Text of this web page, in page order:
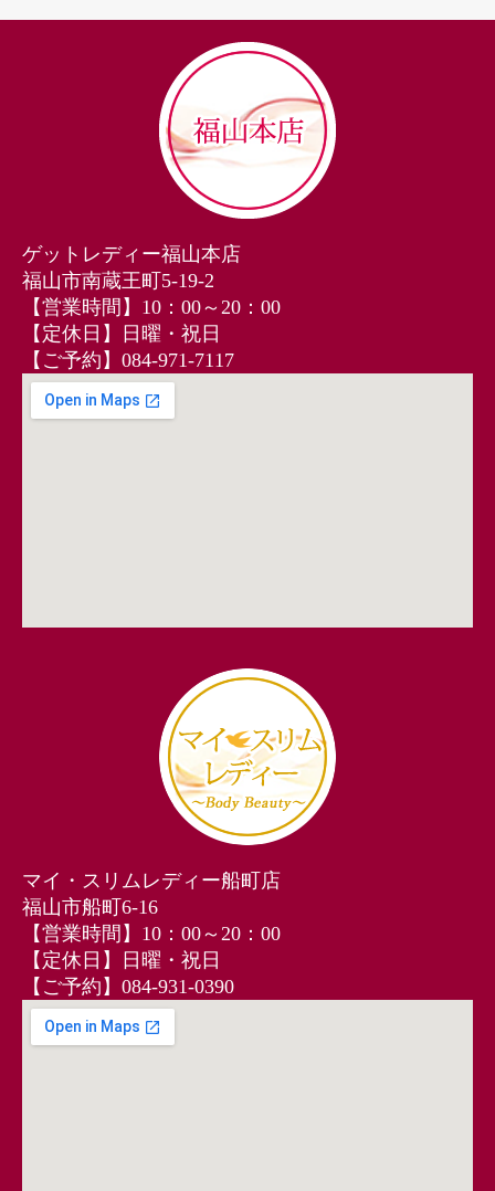
ゲットレディー福山本店
福山市南蔵王町5-19-2
【営業時間】10：00～20：00
【定休日】日曜・祝日
【ご予約】084‐971‐7117
マイ・スリムレディー船町店
福山市船町6-16
【営業時間】10：00～20：00
【定休日】日曜・祝日
【ご予約】084-931-0390